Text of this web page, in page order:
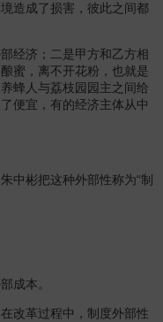
造成了损害，彼此之间都
经济；二是甲方和乙方相
蜜，离不开花粉，也就是
蜂人与荔枝园园主之间给
便宜，有的经济主体从中
中彬把这种外部性称为“制
成本。
改革过程中，制度外部性